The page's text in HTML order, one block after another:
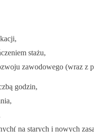
stażu,
zawodowego (wraz z
godzin,
na starych i nowych